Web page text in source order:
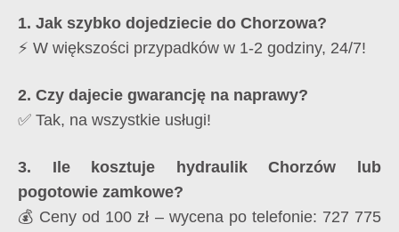
1. Jak szybko dojedziecie do Chorzowa?
⚡ W większości przypadków w 1-2 godziny, 24/7!
2. Czy dajecie gwarancję na naprawy?
✅ Tak, na wszystkie usługi!
3. Ile kosztuje hydraulik Chorzów lub
pogotowie zamkowe?
💰 Ceny od 100 zł – wycena po telefonie: 727 775